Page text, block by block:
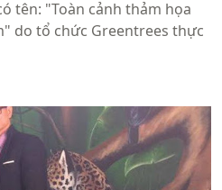
tên: "Toàn cảnh thảm họa
do tổ chức Greentrees thực